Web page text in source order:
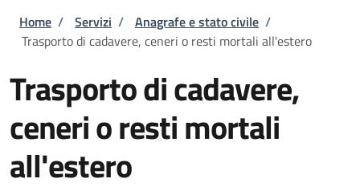
Briciole di pane
Home / Servizi / Anagrafe e stato civile /
Trasporto di cadavere, ceneri o resti mortali all'estero
Trasporto di cadavere,
ceneri o resti mortali
all'estero